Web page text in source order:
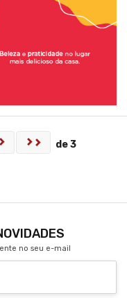
de 3
no seu e-mail